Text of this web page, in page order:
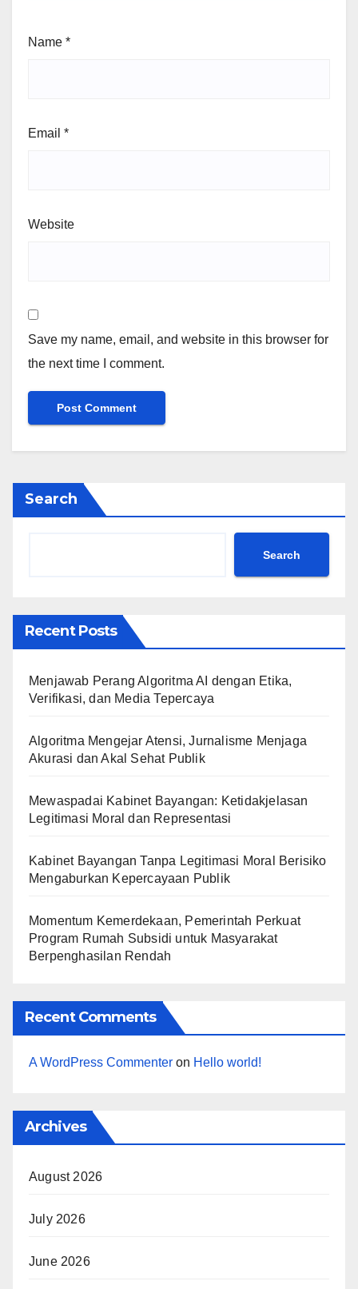
Name *
Email *
Website
Save my name, email, and website in this browser for
the next time I comment.
Search
Search
Recent Posts
Menjawab Perang Algoritma AI dengan Etika,
Verifikasi, dan Media Tepercaya
Algoritma Mengejar Atensi, Jurnalisme Menjaga
Akurasi dan Akal Sehat Publik
Mewaspadai Kabinet Bayangan: Ketidakjelasan
Legitimasi Moral dan Representasi
Kabinet Bayangan Tanpa Legitimasi Moral Berisiko
Mengaburkan Kepercayaan Publik
Momentum Kemerdekaan, Pemerintah Perkuat
Program Rumah Subsidi untuk Masyarakat
Berpenghasilan Rendah
Recent Comments
A WordPress Commenter on Hello world!
Archives
August 2026
July 2026
June 2026